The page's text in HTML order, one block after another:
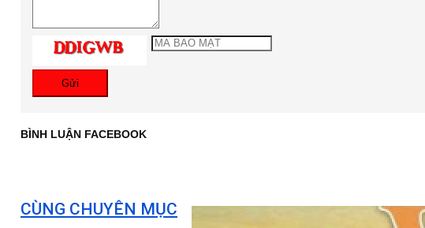
Gửi
BÌNH LUẬN FACEBOOK
CÙNG CHUYÊN MỤC